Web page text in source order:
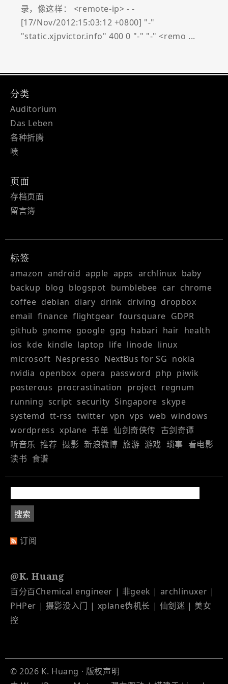
录，像这样： <remote-ip> - -
[17/Nov/2012:15:03:12 +0800] "-"
"static.xjpvictor.info" 400 0 "-" "-" <remo ...
分类
Auditorium
Das Leben
各种折腾
喷
页面
存档页面
留言簿
标签
amazon android apple apps archlinux baby
backup blog blogspot bumblebee car chrome
coffee debian diary drink driving dropbox
email finance flightgear foursquare GDPR
github gnome google gpg habari hair health
ios kde kindle laptop life linode linux
microsoft Nespresso NextBus for SG nokia
nvidia openbox opera password php piwik
posterous procrastination project regnum
running script security Singapore skype
systemd tt-rss twitter vpn vps web windows
wordpress xplane 书单 仙剑奇侠传 古剑奇谭
听音乐 推荐 摄影 新浪微博 旅游 游戏 琐事 看电影
读书 食谱
订阅
@K. Huang
百分百Chemical engineer | 非geek | archlinuxer |
PHPer | 摄影没入门 | xplane伪机长 | 仙剑迷 | 美女
控
© 2026 K. Huang · 版权声明